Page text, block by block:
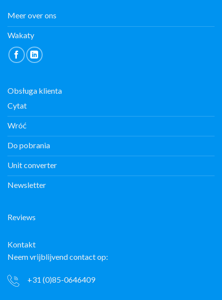
Meer over ons
Wakaty
Obsługa klienta
Cytat
Wróć
Do pobrania
Unit converter
Newsletter
Reviews
Kontakt
Neem vrijblijvend contact op:
+31 (0)85-0646409